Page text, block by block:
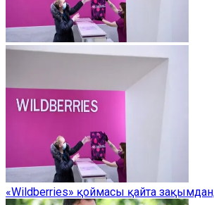
«Wildberries» қоймасы қайта